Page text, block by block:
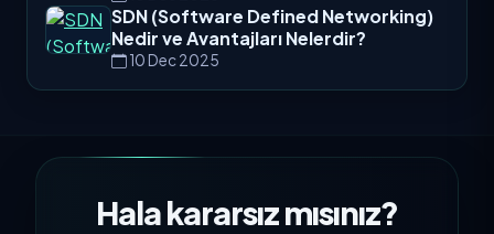
SDN (Software Defined Networking)
Nedir ve Avantajları Nelerdir?
10 Dec 2025
Hala kararsız mısınız?